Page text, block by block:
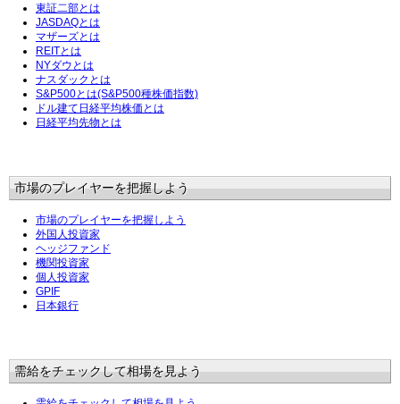
東証二部とは
JASDAQとは
マザーズとは
REITとは
NYダウとは
ナスダックとは
S&P500とは(S&P500種株価指数)
ドル建て日経平均株価とは
日経平均先物とは
市場のプレイヤーを把握しよう
市場のプレイヤーを把握しよう
外国人投資家
ヘッジファンド
機関投資家
個人投資家
GPIF
日本銀行
需給をチェックして相場を見よう